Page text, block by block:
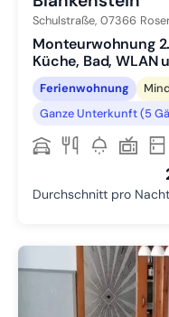
Schulstraße, 07366
Monteurwohnung
Küche, Bad, WLAN
Ferienwohnung
Ganze Unterkunft (5
Durchschnitt pro